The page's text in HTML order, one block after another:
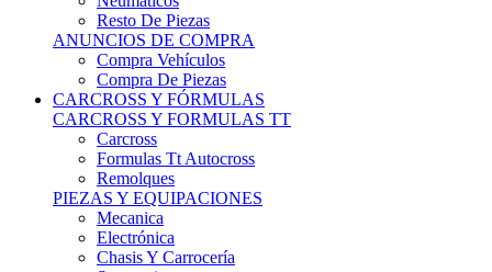
Resto De Piezas
ANUNCIOS DE COMPRA
Compra Vehículos
Compra De Piezas
CARCROSS Y FÓRMULAS
CARCROSS Y FORMULAS TT
Carcross
Formulas Tt Autocross
Remolques
PIEZAS Y EQUIPACIONES
Mecanica
Electrónica
Chasis Y Carrocería